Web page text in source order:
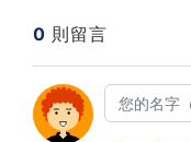
0 則留言